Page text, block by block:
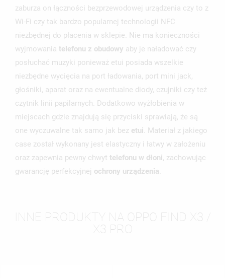
zaburza on łączności bezprzewodowej urządzenia czy to z
Wi-Fi czy tak bardzo popularnej technologii NFC
niezbędnej do płacenia w sklepie. Nie ma konieczności
wyjmowania telefonu z obudowy aby je naładować czy
posłuchać muzyki ponieważ etui posiada wszelkie
niezbędne wycięcia na port ładowania, port mini jack,
głośniki, aparat oraz na ewentualne diody, czujniki czy też
czytnik linii papilarnych. Dodatkowo wyżłobienia w
miejscach gdzie znajdują się przyciski sprawiają, że są
one wyczuwalne tak samo jak bez etui . Materiał z jakiego
case został wykonany jest elastyczny i łatwy w założeniu
oraz zapewnia pewny chwyt telefonu w dłoni, zachowując
gwarancję perfekcyjnej ochrony urządzenia
INNE PRODUKTY NA OPPO FIND X3 /
X3 PRO